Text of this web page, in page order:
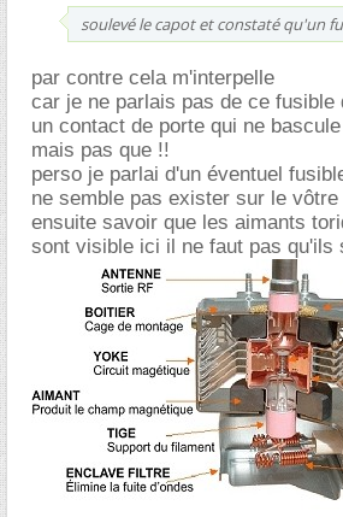
soulevé le capot et constaté qu'un
par contre cela m'interpelle
car je ne parlais pas de ce fusible
un contact de porte qui ne
mais pas que !!
perso je parlai d'un éventuel
ne semble pas exister sur le vôtre
ensuite savoir que les aimants
sont visible ici il ne faut pas qu'ils